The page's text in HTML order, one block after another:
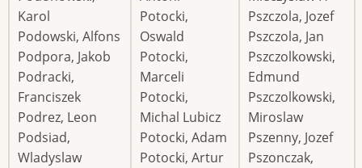
Karol
Podowski, Alfons
Podpora, Jakob
Podracki,
Franciszek
Podrez, Leon
Podsiad,
Wladyslaw
Potocki,
Oswald
Potocki,
Marceli
Potocki,
Michal Lubicz
Potocki, Adam
Potocki, Artur
Pszczola, Jozef
Pszczola, Jan
Pszczolkowski,
Edmund
Pszczolkowski,
Miroslaw
Pszenny, Jozef
Pszonczak,